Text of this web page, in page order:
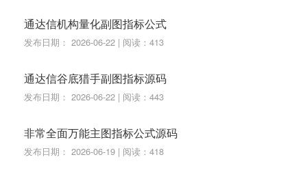
通达信机构量化副图指标公式
发布日期： 2026-06-22 | 阅读：413
通达信谷底猎手副图指标源码
发布日期： 2026-06-22 | 阅读：443
非常全面万能主图指标公式源码
发布日期： 2026-06-19 | 阅读：418